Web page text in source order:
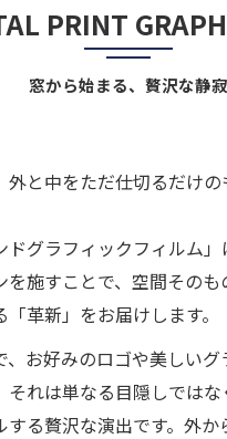
PRINT
窓から始まる、贅沢な静寂
外と中をただ仕切るだけ
ドグラフィックフィルム
を施すことで、空間そのも
革新」をお届けします。
、お好みのロゴや美しい
それは単なる目隠しではな
する贅沢な演出です。外